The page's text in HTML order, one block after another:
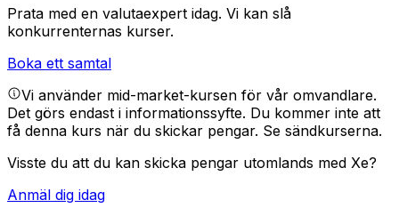
Prata med en valutaexpert idag. Vi kan slå
konkurrenternas kurser.
Boka ett samtal
Vi använder mid-market-kursen för vår omvandlare.
Det görs endast i informationssyfte. Du kommer inte att
få denna kurs när du skickar pengar. Se sändkurserna.
Visste du att du kan skicka pengar utomlands med Xe?
Anmäl dig idag